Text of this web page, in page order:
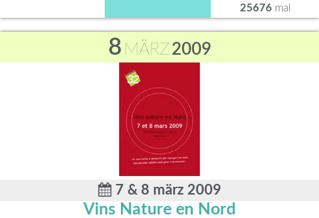
25676mal
8 MÄRZ 2009
7 & 8 märz 2009
Vins Nature en Nord